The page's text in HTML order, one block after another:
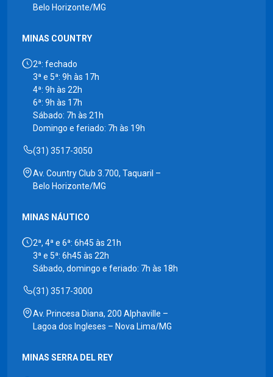
Belo Horizonte/MG
MINAS COUNTRY
2ª: fechado
3ª e 5ª: 9h às 17h
4ª: 9h às 22h
6ª: 9h às 17h
Sábado: 7h às 21h
Domingo e feriado: 7h às 19h
(31) 3517-3050
Av. Country Club 3.700, Taquaril –
Belo Horizonte/MG
MINAS NÁUTICO
2ª, 4ª e 6ª: 6h45 às 21h
3ª e 5ª: 6h45 às 22h
Sábado, domingo e feriado: 7h às 18h
(31) 3517-3000
Av. Princesa Diana, 200 Alphaville –
Lagoa dos Ingleses – Nova Lima/MG
MINAS SERRA DEL REY